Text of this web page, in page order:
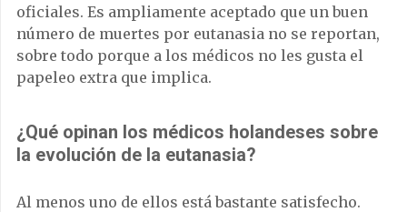
oficiales. Es ampliamente aceptado que un buen
número de muertes por eutanasia no se reportan,
sobre todo porque a los médicos no les gusta el
papeleo extra que implica.
¿Qué opinan los médicos holandeses sobre
la evolución de la eutanasia?
Al menos uno de ellos está bastante satisfecho.